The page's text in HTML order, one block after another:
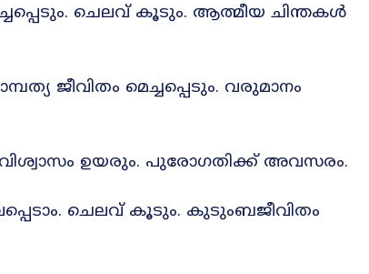
ചെലവ് കൂടും. ആത്മീയ ചിന്തകൾ
ജീവിതം മെച്ചപ്പെടും. വരുമാനം
ഉയരും. പുരോഗതിക്ക് അവസരം.
ചെലവ് കൂടും. കുടുംബജീവിതം